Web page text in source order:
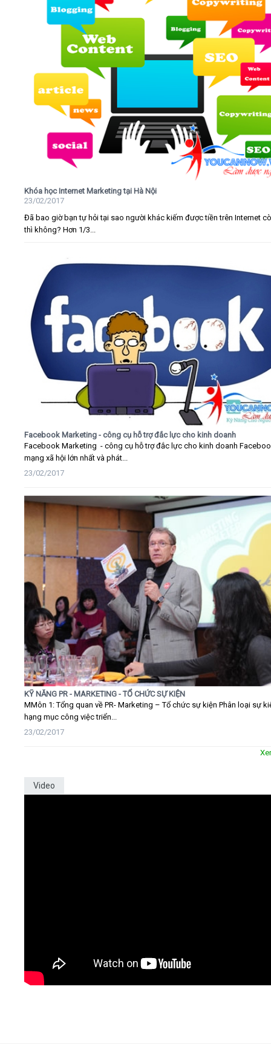
Khóa học Internet Marketing tại Hà Nội
23/02/2017
Đã bao giờ bạn tự hỏi tại sao người khác kiếm được tiền trên Internet
thì không? Hơn 1/3...
Facebook Marketing - công cụ hỗ trợ đắc lực cho kinh doanh
Facebook Marketing - công cụ hỗ trợ đắc lực cho kinh doanh
mạng xã hội lớn nhất và phát...
23/02/2017
KỸ NĂNG PR - MARKETING - TỔ CHỨC SỰ KIỆN
MMôn 1: Tổng quan về PR- Marketing – Tổ chức sự kiện Phân loại sự
hạng mục công việc triển...
23/02/2017
Video